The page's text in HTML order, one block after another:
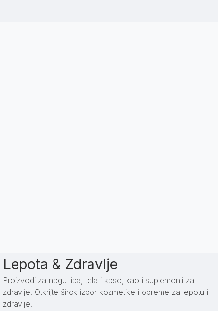
Lepota & Zdravlje
Proizvodi za negu lica, tela i kose, kao i suplementi za
zdravlje. Otkrijte širok izbor kozmetike i opreme za lepotu i
zdravlje.